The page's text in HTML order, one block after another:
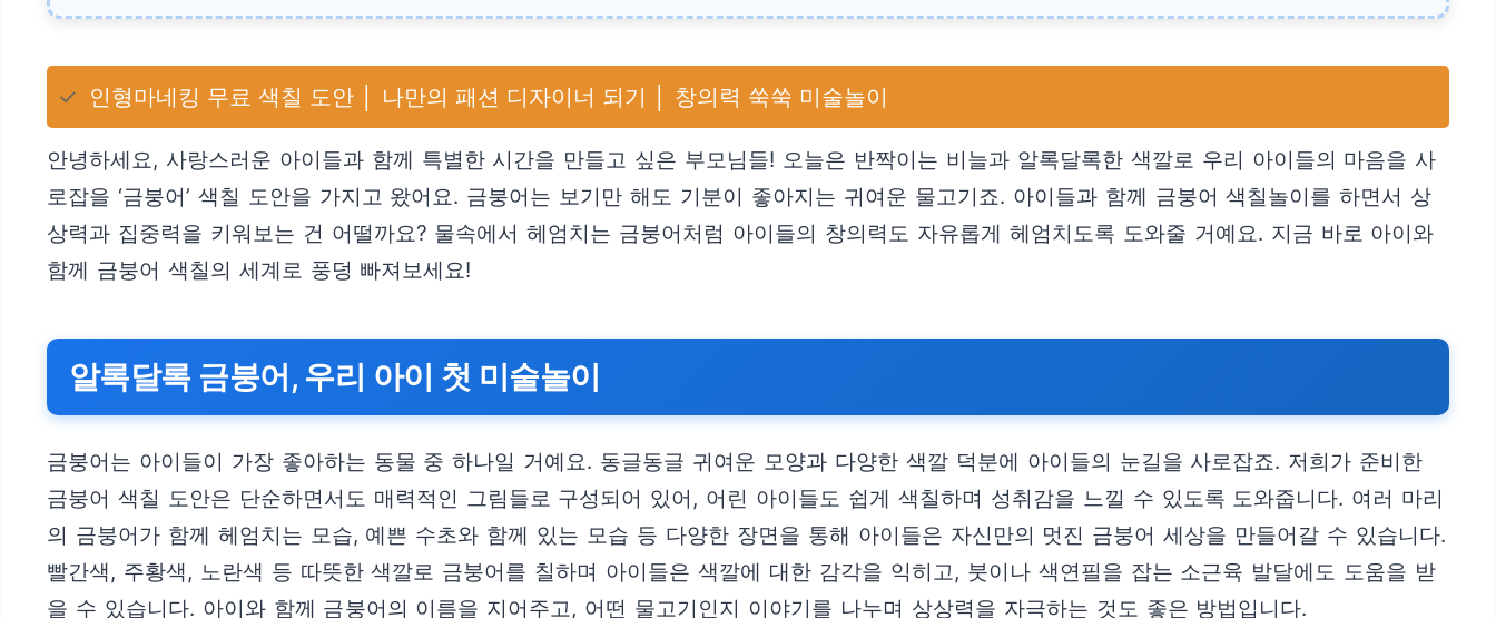
✓ 인형마네킹 무료 색칠 도안 │ 나만의 패션 디자이너 되기 │ 창의력 쑥쑥 미술놀이
안녕하세요, 사랑스러운 아이들과 함께 특별한 시간을 만들고 싶은 부모님들! 오늘은 반짝이는 비늘과 알록달록한 색깔로 우리 아이들의 마음을 사
로잡을 ‘금붕어’ 색칠 도안을 가지고 왔어요. 금붕어는 보기만 해도 기분이 좋아지는 귀여운 물고기죠. 아이들과 함께 금붕어 색칠놀이를 하면서 상
상력과 집중력을 키워보는 건 어떨까요? 물속에서 헤엄치는 금붕어처럼 아이들의 창의력도 자유롭게 헤엄치도록 도와줄 거예요. 지금 바로 아이와
함께 금붕어 색칠의 세계로 풍덩 빠져보세요!
알록달록 금붕어, 우리 아이 첫 미술놀이
금붕어는 아이들이 가장 좋아하는 동물 중 하나일 거예요. 동글동글 귀여운 모양과 다양한 색깔 덕분에 아이들의 눈길을 사로잡죠. 저희가 준비한
금붕어 색칠 도안은 단순하면서도 매력적인 그림들로 구성되어 있어, 어린 아이들도 쉽게 색칠하며 성취감을 느낄 수 있도록 도와줍니다. 여러 마리
의 금붕어가 함께 헤엄치는 모습, 예쁜 수초와 함께 있는 모습 등 다양한 장면을 통해 아이들은 자신만의 멋진 금붕어 세상을 만들어갈 수 있습니다.
빨간색, 주황색, 노란색 등 따뜻한 색깔로 금붕어를 칠하며 아이들은 색깔에 대한 감각을 익히고, 붓이나 색연필을 잡는 소근육 발달에도 도움을 받
을 수 있습니다. 아이와 함께 금붕어의 이름을 지어주고, 어떤 물고기인지 이야기를 나누며 상상력을 자극하는 것도 좋은 방법입니다.